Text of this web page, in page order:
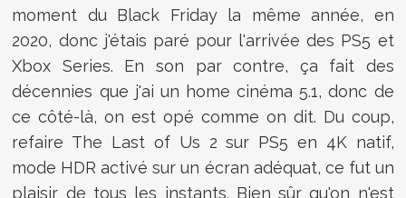
moment du Black Friday la même année, en
2020, donc j'étais paré pour l'arrivée des PS5 et
Xbox Series. En son par contre, ça fait des
décennies que j'ai un home cinéma 5.1, donc de
ce côté-là, on est opé comme on dit. Du coup,
refaire The Last of Us 2 sur PS5 en 4K natif,
mode HDR activé sur un écran adéquat, ce fut un
plaisir de tous les instants. Bien sûr qu'on n'est